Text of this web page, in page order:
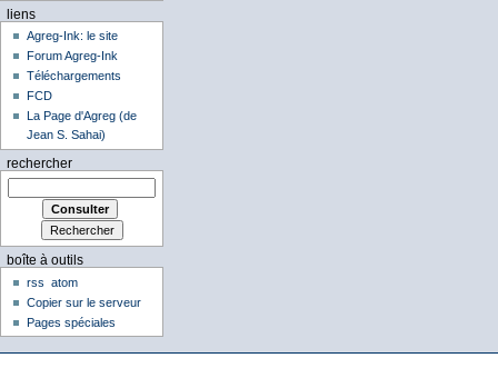
liens
Agreg-Ink: le site
Forum Agreg-Ink
Téléchargements
FCD
La Page d'Agreg (de
Jean S. Sahai)
rechercher
boîte à outils
rss
atom
Copier sur le serveur
Pages spéciales